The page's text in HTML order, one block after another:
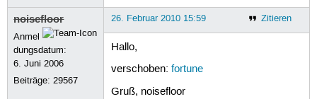
noisefloor
Anmel
dungsdatum:
6. Juni 2006
Beiträge:29567
Zitieren
26. Februar 2010 15:59
Hallo,
verschoben: fortune
Gruß, noisefloor